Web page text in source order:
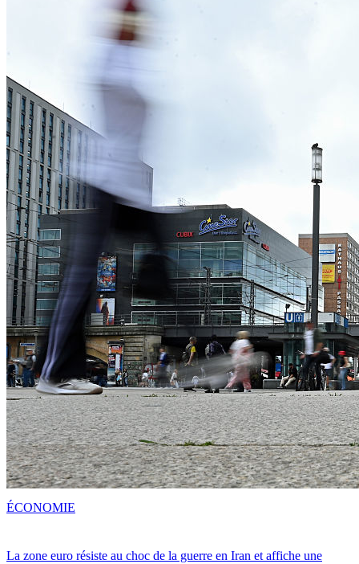
La zone euro résiste au choc de la guerre en Iran et affiche une
ÉCONOMIE